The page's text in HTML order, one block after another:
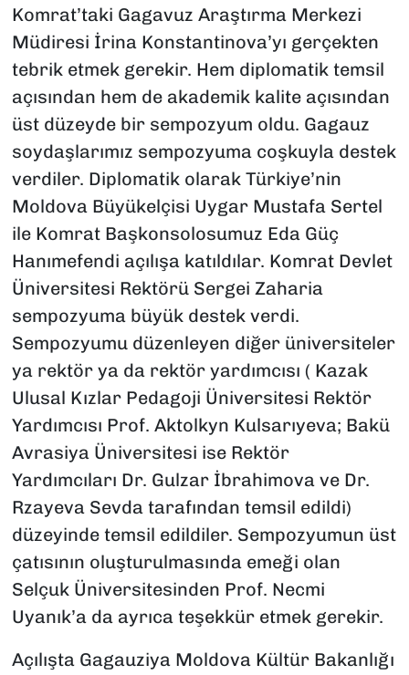
Komrat’taki Gagavuz Araştırma Merkezi
Müdiresi İrina Konstantinova’yı gerçekten
tebrik etmek gerekir. Hem diplomatik temsil
açısından hem de akademik kalite açısından
üst düzeyde bir sempozyum oldu. Gagauz
soydaşlarımız sempozyuma coşkuyla destek
verdiler. Diplomatik olarak Türkiye’nin
Moldova Büyükelçisi Uygar Mustafa Sertel
ile Komrat Başkonsolosumuz Eda Güç
Hanımefendi açılışa katıldılar. Komrat Devlet
Üniversitesi Rektörü Sergei Zaharia
sempozyuma büyük destek verdi.
Sempozyumu düzenleyen diğer üniversiteler
ya rektör ya da rektör yardımcısı ( Kazak
Ulusal Kızlar Pedagoji Üniversitesi Rektör
Yardımcısı Prof. Aktolkyn Kulsarıyeva; Bakü
Avrasiya Üniversitesi ise Rektör
Yardımcıları Dr. Gulzar İbrahimova ve Dr.
Rzayeva Sevda tarafından temsil edildi)
düzeyinde temsil edildiler. Sempozyumun üst
çatısının oluşturulmasında emeği olan
Selçuk Üniversitesinden Prof. Necmi
Uyanık’a da ayrıca teşekkür etmek gerekir.
Açılışta Gagauziya Moldova Kültür Bakanlığı